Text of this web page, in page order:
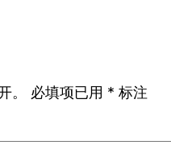
。 必填项已用 * 标注